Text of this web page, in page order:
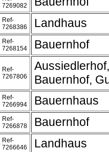
7269082
Ref-
7268386
Landhaus
Ref-
7268154
Bauernhof
Ref-
7267806
Bauernhof,
Ref-
7266994
Bauernhaus
Ref-
7266878
Bauernhof
Ref-
7266646
Landhaus